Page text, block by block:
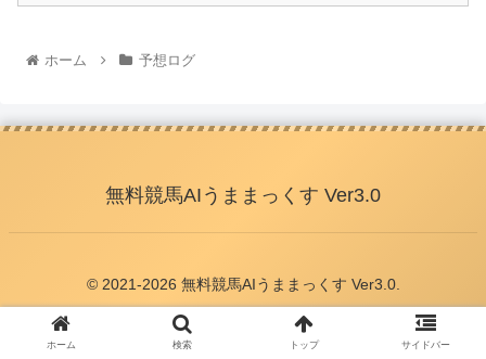
ホーム 予想ログ
無料競馬AIうままっくす Ver3.0
© 2021-2026 無料競馬AIうままっくす Ver3.0.
ホーム 検索 トップ サイドバー